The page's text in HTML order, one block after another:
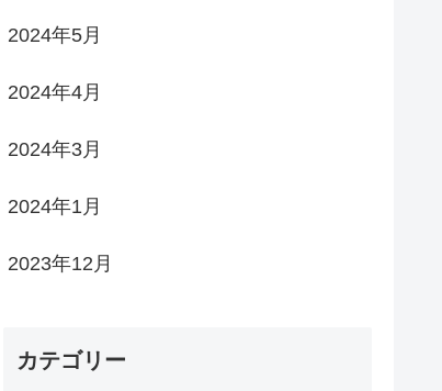
2024年5月
2024年4月
2024年3月
2024年1月
2023年12月
カテゴリー